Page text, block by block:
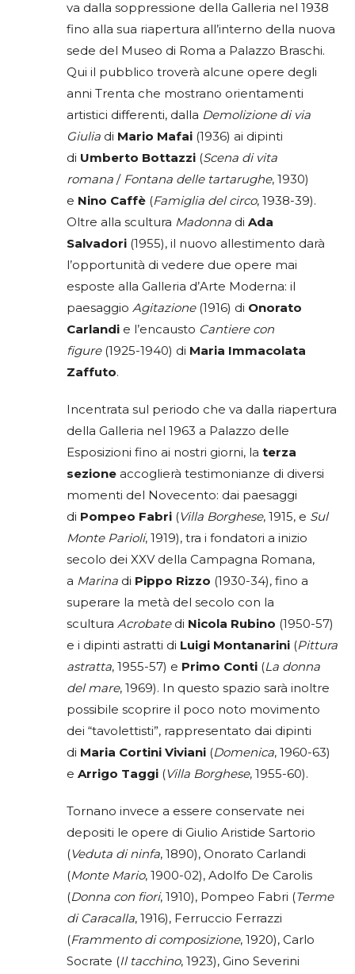
va dalla soppressione della Galleria nel 1938
fino alla sua riapertura all’interno della nuova
sede del Museo di Roma a Palazzo Braschi.
Qui il pubblico troverà alcune opere degli
anni Trenta che mostrano orientamenti
artistici differenti, dalla Demolizione di via
Giulia di Mario Mafai (1936) ai dipinti
di Umberto Bottazzi (Scena di vita
romana / Fontana delle tartarughe, 1930)
e Nino Caffè (Famiglia del circo, 1938-39).
Oltre alla scultura Madonna di Ada
Salvadori (1955), il nuovo allestimento darà
l’opportunità di vedere due opere mai
esposte alla Galleria d’Arte Moderna: il
paesaggio Agitazione (1916) di Onorato
Carlandi e l’encausto Cantiere con
figure (1925-1940) di Maria Immacolata
Zaffuto.
Incentrata sul periodo che va dalla riapertura
della Galleria nel 1963 a Palazzo delle
Esposizioni fino ai nostri giorni, la terza
sezione accoglierà testimonianze di diversi
momenti del Novecento: dai paesaggi
di Pompeo Fabri (Villa Borghese, 1915, e Sul
Monte Parioli, 1919), tra i fondatori a inizio
secolo dei XXV della Campagna Romana,
a Marina di Pippo Rizzo (1930-34), fino a
superare la metà del secolo con la
scultura Acrobatedi Nicola Rubino (1950-57)
e i dipinti astratti di Luigi Montanarini (Pittura
astratta, 1955-57) e Primo Conti (La donna
del mare, 1969). In questo spazio sarà inoltre
possibile scoprire il poco noto movimento
dei “tavolettisti”, rappresentato dai dipinti
di Maria Cortini Viviani (Domenica, 1960-63)
e Arrigo Taggi (Villa Borghese, 1955-60).
Tornano invece a essere conservate nei
depositi le opere di Giulio Aristide Sartorio
(Veduta di ninfa, 1890), Onorato Carlandi
(Monte Mario, 1900-02), Adolfo De Carolis
(Donna con fiori, 1910), Pompeo Fabri (Terme
di Caracalla, 1916), Ferruccio Ferrazzi
(Frammento di composizione, 1920), Carlo
Socrate (Il tacchino, 1923), Gino Severini